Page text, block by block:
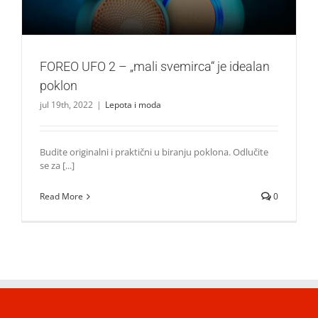
FOREO UFO 2 – „mali svemirca“ je idealan
poklon
jul 19th, 2022 | Lepota i moda
Budite originalni i praktični u biranju poklona. Odlučite
se za [...]
Read More 0